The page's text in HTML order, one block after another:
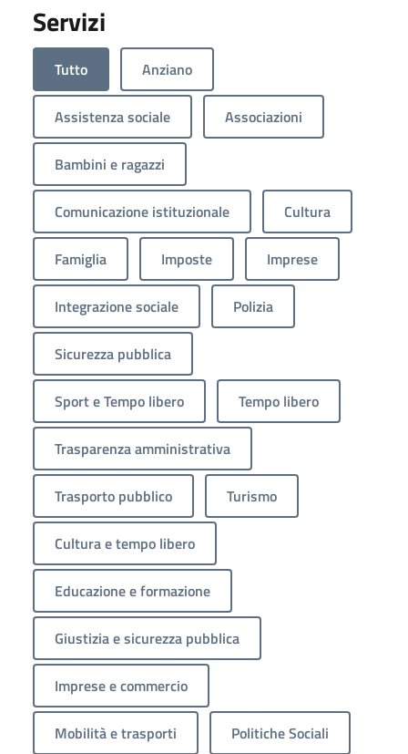
Servizi
Tutto Anziano
Assistenza sociale Associazioni
Bambini e ragazzi
Comunicazione istituzionale Cultura
Famiglia Imposte Imprese
Integrazione sociale Polizia
Sicurezza pubblica
Sport e Tempo libero Tempo libero
Trasparenza amministrativa
Trasporto pubblico Turismo
Cultura e tempo libero
Educazione e formazione
Giustizia e sicurezza pubblica
Imprese e commercio
Mobilità e trasporti Politiche Sociali